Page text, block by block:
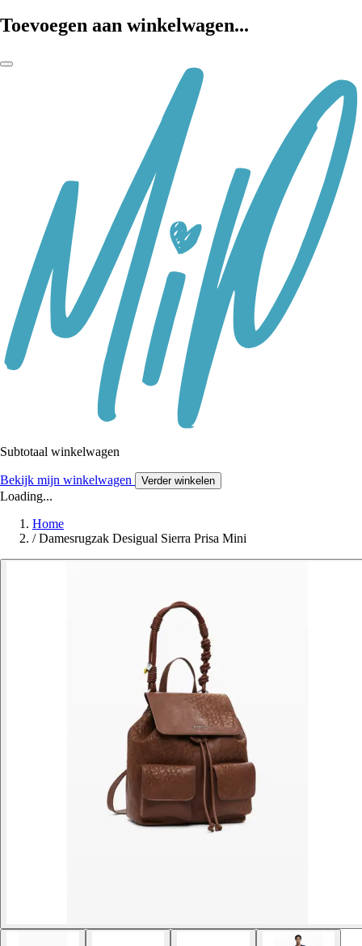
Toevoegen aan winkelwagen...
Subtotaal winkelwagen
Bekijk mijn winkelwagen Verder winkelen
Loading...
Home
/ Damesrugzak Desigual Sierra Prisa Mini